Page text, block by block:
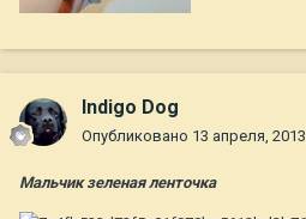
Indigo Dog
Опубликовано 13 апреля, 2013
Мальчик зеленая ленточка